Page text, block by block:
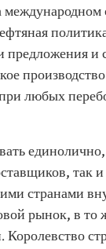
предложения и
любых
так
странами
рынок, в то